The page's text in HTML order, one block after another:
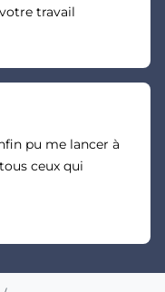
travail
pu me lancer à
ceux qui